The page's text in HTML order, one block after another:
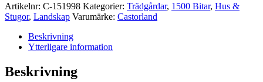
Artikelnr: C-151998 Kategorier: Trädgårdar, 1500 Bitar, Hus &
Stugor, Landskap Varumärke: Castorland
Beskrivning
Ytterligare information
Beskrivning